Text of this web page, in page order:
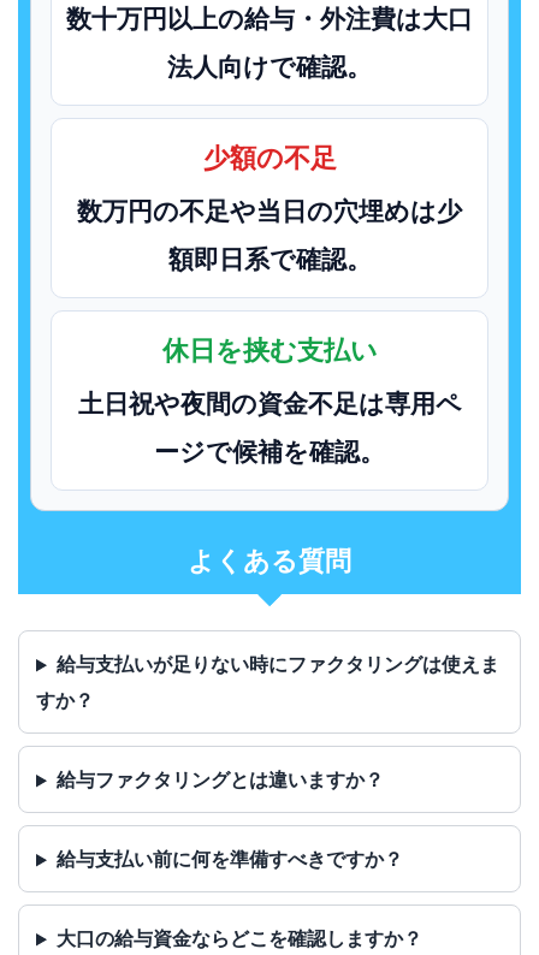
数十万円以上の給与・外注費は大口
法人向けで確認。
少額の不足
数万円の不足や当日の穴埋めは少
額即日系で確認。
休日を挟む支払い
土日祝や夜間の資金不足は専用ペ
ージで候補を確認。
よくある質問
給与支払いが足りない時にファクタリングは使えま
すか？
給与ファクタリングとは違いますか？
給与支払い前に何を準備すべきですか？
大口の給与資金ならどこを確認しますか？